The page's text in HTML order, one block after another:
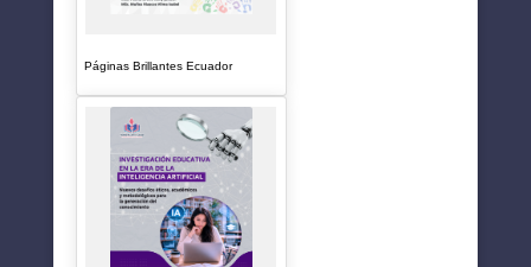
Páginas Brillantes Ecuador